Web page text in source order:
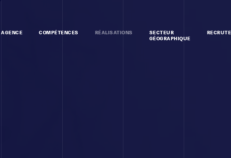
AGENCE COMPÉTENCES RÉALISATIONS
SECTEUR
GÉOGRAPHIQUE